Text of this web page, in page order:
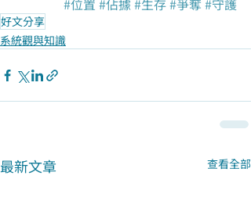
#位置 #佔據#生存#爭奪 #守護
好文分享
系統觀與知識
最新文章 查看全部